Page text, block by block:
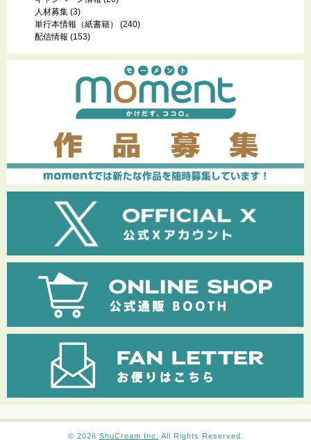
人材募集 (3)
単行本情報（紙書籍）
(240)
配信情報 (153)
© 2026 ShuCream Inc. All Rights Reserved.